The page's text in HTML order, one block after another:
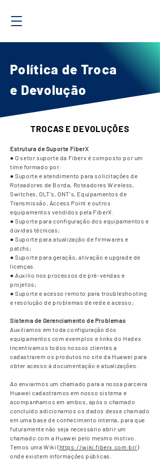
Política de Troca
e Devolução
TROCAS E DEVOLUÇÕES
Estrutura de Suporte FiberX
● O setor suporte da Fiberx é composto por um
time formado por:
● Suporte e atendimento para solicitações de
Roteadores de Borda, Roteadores Wireless,
Switches, OLT's, ONT's, Equipamentos de
Transmissão, Access Point e outros
equipamentos vendidos pela FiberX.
● Suporte para configuração dos equipamentos e
dúvidas técnicas;
● Suporte para atualização de firmwares e
patchs;
● Suporte para geração, ativação e upgrade de
licenças.
● Auxílio nos processos de pré-vendas e
projetos;
● Suporte e acesso remoto para troubleshooting
e resolução de problemas de rede e acesso;
Sistema de Gerenciamento de Problemas
Auxiliamos em toda configuração dos
equipamentos com exemplos e links do Hedex.
Incentivamos todos nossos clientes a
cadastrarem os produtos no site da Huawei para
obter acesso à documentação e atualizações.
Ao enviarmos um chamado para a nossa parceira
Huawei cadastramos em nosso sistema e
acompanhamos em ambos, após o chamado
concluído adicionamos os dados desse chamado
em uma base de conhecimento interna, para que
futuramente não seja necessário abrir um
chamado com a Huawei pelo mesmo motivo.
Temos uma Wiki ( https://wiki.fiberx.com.br/ )
onde existem informações públicas.